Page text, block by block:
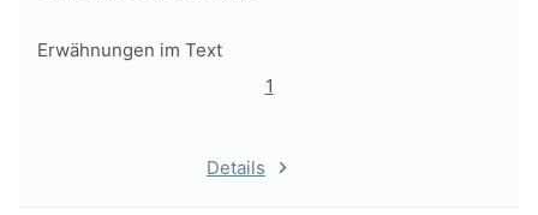
Erwähnungen im Text
1
Details